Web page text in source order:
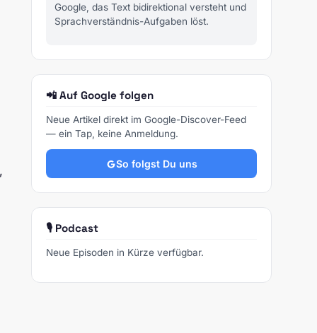
Google, das Text bidirektional versteht und
Sprachverständnis-Aufgaben löst.
📲 Auf Google folgen
Neue Artikel direkt im Google-Discover-Feed
— ein Tap, keine Anmeldung.
So folgst Du uns
🎙️ Podcast
Neue Episoden in Kürze verfügbar.